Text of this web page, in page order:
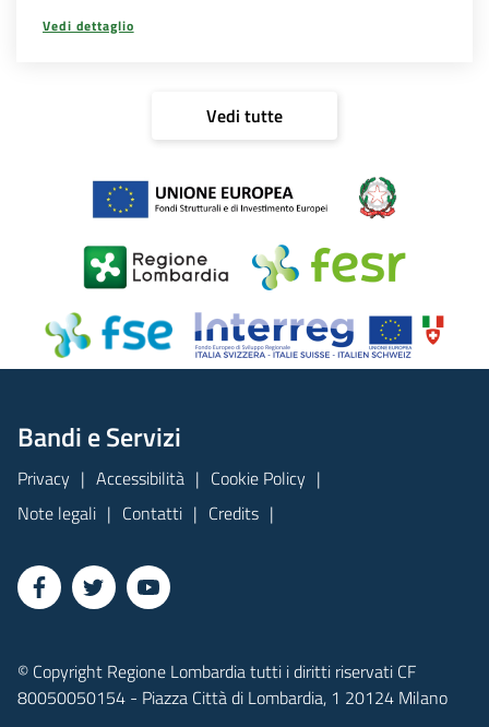
Vedi dettaglio
Vedi tutte
Bandi e Servizi
Privacy Accessibilità
Cookie Policy
Note legali
Contatti Credits
© Copyright Regione Lombardia tutti i diritti riservati CF
80050050154 - Piazza Città di Lombardia, 1 20124 Milano